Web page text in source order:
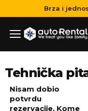
Brza i
Tehnička
Nisam dobio
potvrdu
rezervacije. Kome